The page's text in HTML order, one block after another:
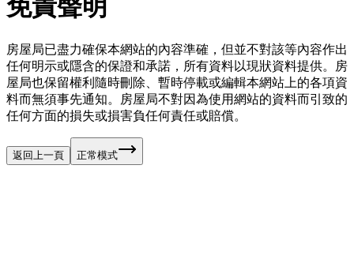
免責聲明
房屋局已盡力確保本網站的內容準確，但並不對該等內容作出
任何明示或隱含的保證和承諾，所有資料以現狀資料提供。房
屋局也保留權利隨時刪除、暫時停載或編輯本網站上的各項資
料而無須事先通知。房屋局不對因為使用網站的資料而引致的
任何方面的損失或損害負任何責任或賠償。
返回上一頁 正常模式